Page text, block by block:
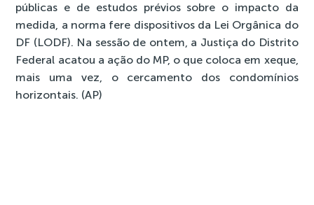
públicas e de estudos prévios sobre o impacto da
medida, a norma fere dispositivos da Lei Orgânica do
DF (LODF). Na sessão de ontem, a Justiça do Distrito
Federal acatou a ação do MP, o que coloca em xeque,
mais uma vez, o cercamento dos condomínios
horizontais. (AP)